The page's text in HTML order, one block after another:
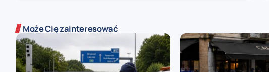
Może Cię zainteresować